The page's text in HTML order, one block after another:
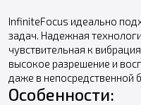
InfiniteFocus идеально
задач. Надежная
чувствительная к
высокое разрешение и
даже в непосредственной
Особенности: